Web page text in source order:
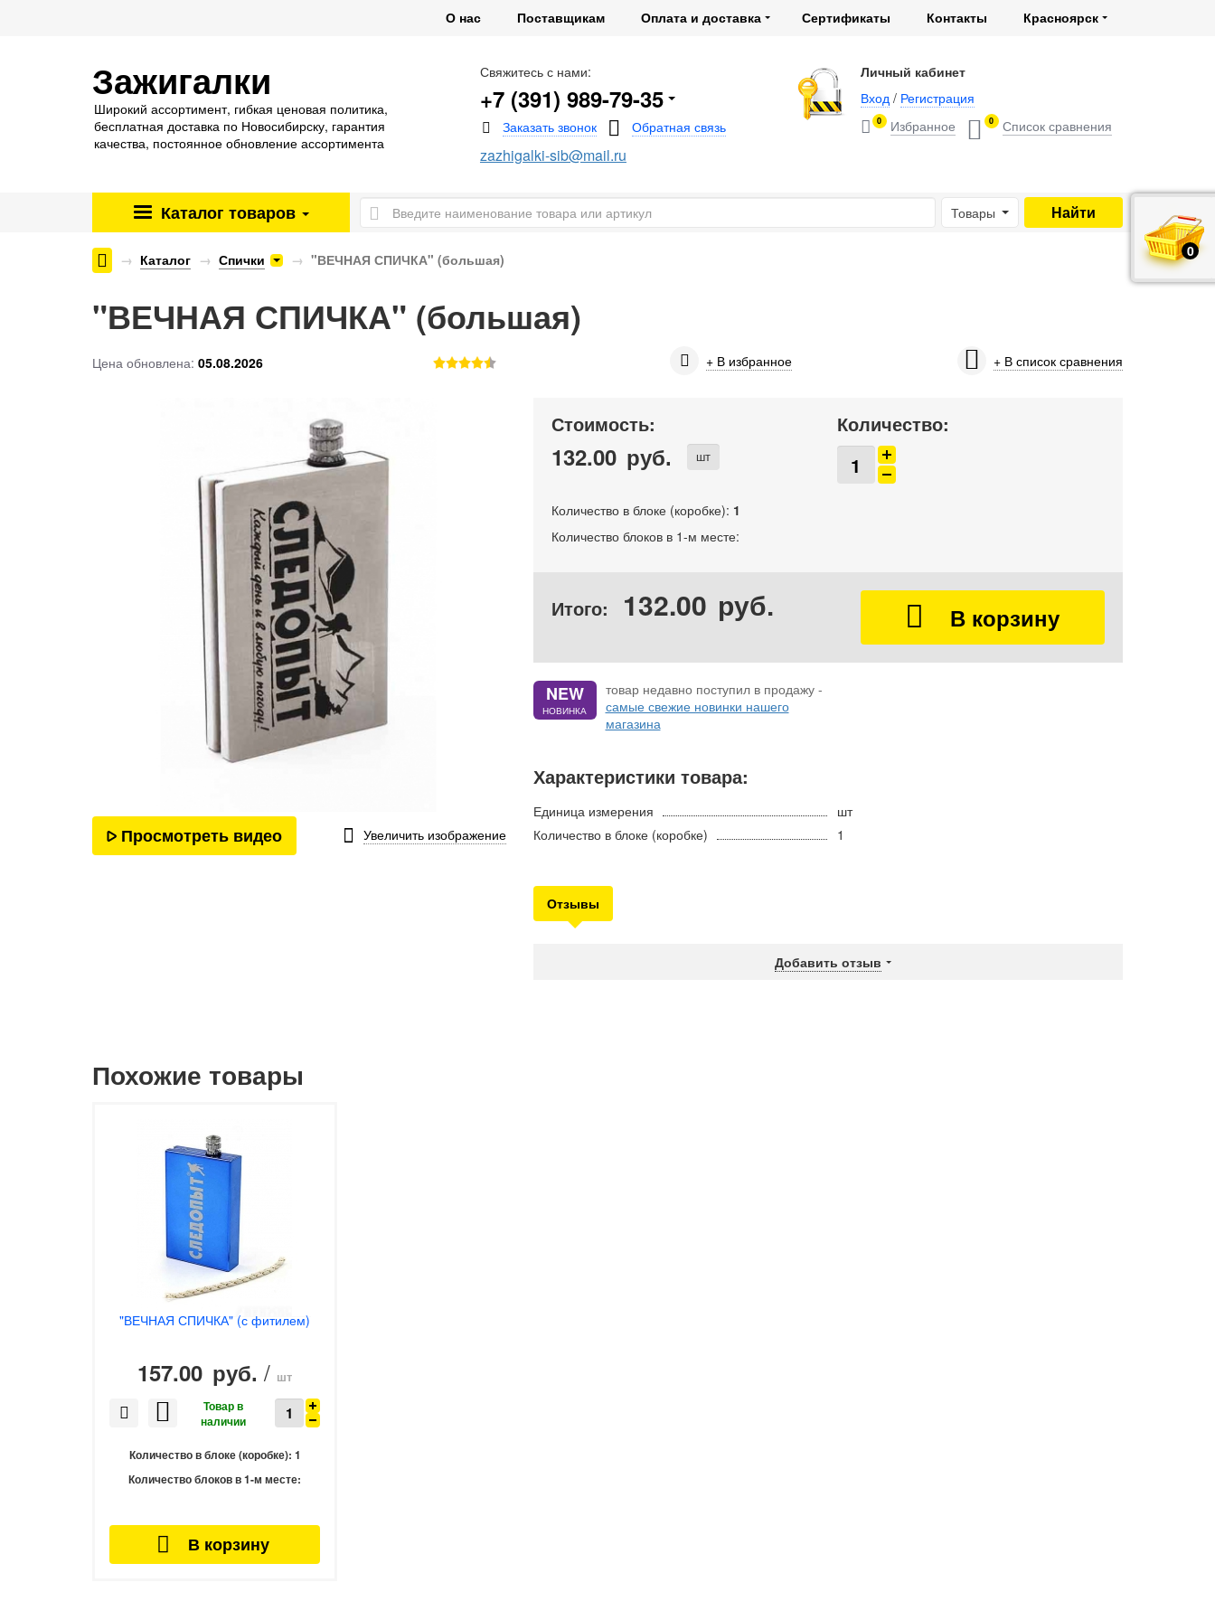
О нас Поставщикам Оплата и доставка Сертификаты Контакты Красноярск
Зажигалки
Широкий ассортимент, гибкая ценовая политика,
бесплатная доставка по Новосибирску, гарантия
качества, постоянное обновление ассортимента
Свяжитесь с нами:
+7 (391) 989-79-35
zazhigalki-sib@mail.ru
Личный кабинет
Вход / Регистрация
0 0
Каталог товаров Товары
Каталог Спички "ВЕЧНАЯ СПИЧКА" (большая)
"ВЕЧНАЯ СПИЧКА" (большая)
Цена обновлена: 05.08.2026
Просмотреть видео Увеличить изображение
Стоимость:
132.00 руб. шт
Количество:
Количество в блоке (коробке): 1
Количество блоков в 1-м месте:
Итого: 132.00 руб.
NEW
НОВИНКА
товар недавно поступил в продажу -
самые свежие новинки нашего
магазина
Характеристики товара:
Единица измерения
шт
Количество в блоке (коробке)
1
Отзывы
Добавить отзыв
Похожие товары
"ВЕЧНАЯ СПИЧКА" (с фитилем)
157.00 руб. / шт
Количество в блоке (коробке): 1
Количество блоков в 1-м месте:
0
руб.